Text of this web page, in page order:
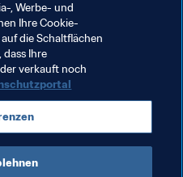
, Werbe- und
Ihre Cookie-
die Schaltflächen
Ihre
verkauft noch